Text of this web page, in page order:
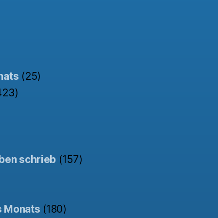
(25)
schrieb (157)
Monats (180)